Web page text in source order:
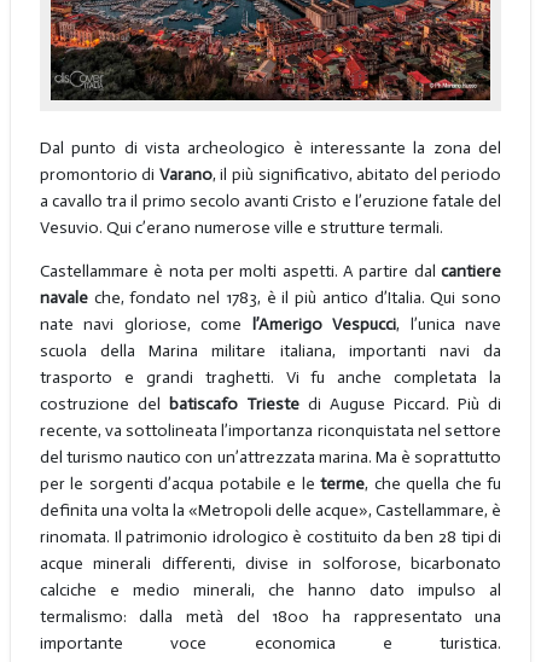
Dal punto di vista archeologico è interessante la zona del
promontorio di Varano, il più significativo, abitato del periodo
a cavallo tra il primo secolo avanti Cristo e l’eruzione fatale del
Vesuvio. Qui c’erano numerose ville e strutture termali.
Castellammare è nota per molti aspetti. A partire dalcantiere
navaleche, fondato nel 1783, è il più antico d’Italia. Qui sono
nate navi gloriose, come l’Amerigo Vespucci, l’unica nave
scuola della Marina militare italiana, importanti navi da
trasporto e grandi traghetti. Vi fu anche completata la
costruzione del batiscafo Triestedi Auguse Piccard. Più di
recente, va sottolineata l’importanza riconquistata nel settore
del turismo nautico con un’attrezzata marina. Ma è soprattutto
per le sorgenti d’acqua potabile e leterme, che quella che fu
definita una volta la «Metropoli delle acque», Castellammare, è
rinomata. Il patrimonio idrologico è costituito da ben 28 tipi di
acque minerali differenti, divise in solforose, bicarbonato
calciche e medio minerali, che hanno dato impulso al
termalismo: dalla metà del 1800 ha rappresentato una
importante voce economica e turistica.